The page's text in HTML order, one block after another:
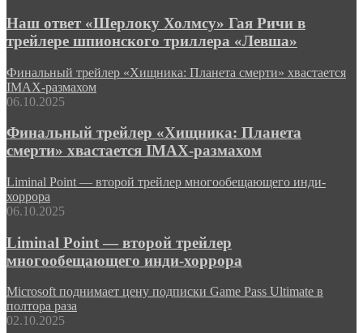
Наш ответ «Шерлоку Холмсу» Гая Ричи в
трейлере шпионского триллера «Левша»
Финальный трейлер «Хищника: Планета смерти» хвастается
IMAX-размахом
06.10.2025
Финальный трейлер «Хищника: Планета
смерти» хвастается IMAX-размахом
Liminal Point — второй трейлер многообещающего инди-
хоррора
06.10.2025
Liminal Point — второй трейлер
многообещающего инди-хоррора
Microsoft поднимает цену подписки Game Pass Ultimate в
полтора раза
02.10.2025